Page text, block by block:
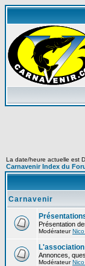
La date/heure actuelle est
Carnavenir Index du
Carnavenir
Présentation
Modérateur
L'association
Annonces,
Modérateur